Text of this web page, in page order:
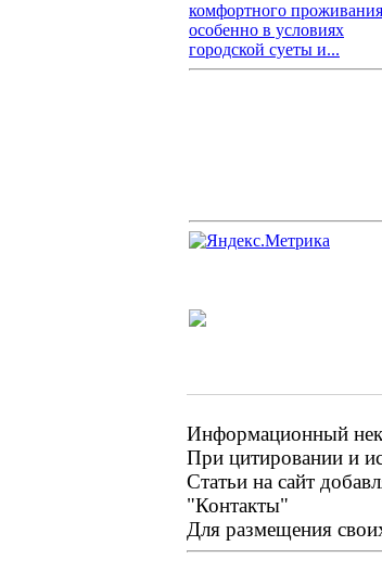
комфортного
особенно в условиях
городской суеты и...
Информационный
При цитировании и
Статьи на сайт
"Контакты"
Для размещения